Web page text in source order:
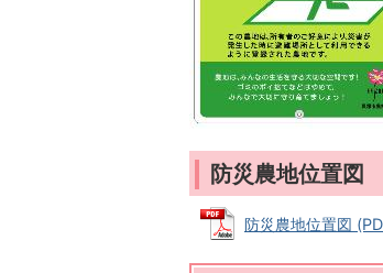
防災農地位置図
防災農地位置図